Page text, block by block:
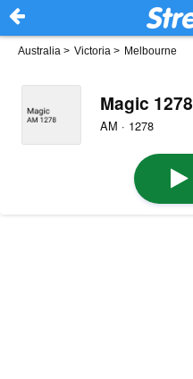
Australia > Victoria > Melbourne
Magic 1278
AM · 1278